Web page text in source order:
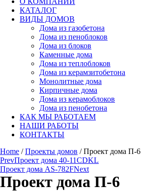
КАТАЛОГ
ВИДЫ ДОМОВ
Дома из газобетона
Дома из пеноблоков
Дома из блоков
Каменные дома
Дома из теплоблоков
Дома из керамзитобетона
Монолитные дома
Кирпичные дома
Дома из керамоблоков
Дома из пенобетона
КАК МЫ РАБОТАЕМ
НАШИ РАБОТЫ
КОНТАКТЫ
Home /Проекты домов / Проект дома П-6
PrevПроект дома 40-11CDKL
Проект дома AS-782FNext
Проект дома П-6